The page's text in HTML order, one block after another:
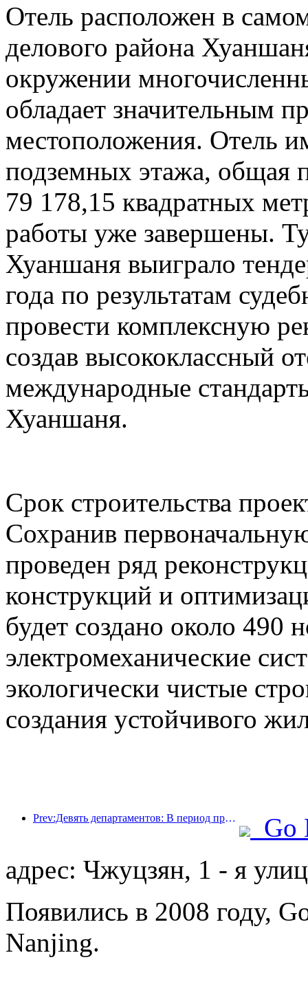
Отель расположен в
делового района
окружении
обладает значительным
местоположения. Отель
подземных этажа, общая
79 178,15 квадратных
работы уже завершены.
Хуаншаня выиграло
года по результатам
провести комплексную
создав высококлассный
международные
Хуаншаня.
Срок строительства
Сохранив
проведен ряд
конструкций и
будет создано около 490
электромеханические
экологически чистые
создания устойчивого
Prev:Девять департаментов: В период празднования Весеннего фестиваля сетевые отели и бутик-отели будут предлагать льготные условия.
Go
адрес: Чжуцзян, 1 - я
Появились в 2008 году,
Nanjing.